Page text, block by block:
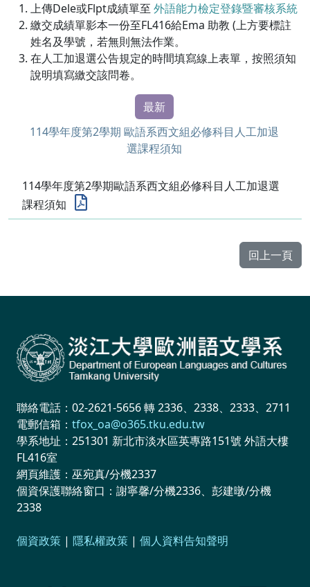
上傳Dele或Flpt成績單至 外語能力檢定登錄暨審核系統
繳交成績單影本一份至FL416給Ema 助教 (上方要標註
姓名及學號，若無則無法作業。
在人工加退選公告規定的時間填寫線上表單，按照須知
說明填寫繳交該問卷。
最新
114學年度第2學期 歐語系西文組必修科目人工加退
選課程須知
114學年度第2學期歐語系西文組必修科目人工加退選
課程須知
回上一頁
聯絡電話：02-2621-5656 轉 2336、2338、2333、2711
電郵信箱： tfox_oa@o365.tku.edu.tw
學系地址：251301 新北市淡水區英專路151號 外語大樓
FL416室
網頁維護：巫宛真/分機2337
個資保護聯絡窗口：謝寧馨/分機2336、彭建暾/分機
2338
個資政策 | 隱私權政策 | 個人資料告知聲明